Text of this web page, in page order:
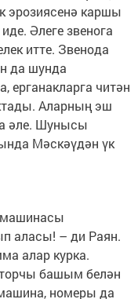
эрозиясенә каршы
Әлеге звенога
итте. Звенода
да шунда
ерганакларга читән
Аларның эш
әле. Шунысы
Мәскәүдән үк
машинасы
аласы! – ди Раян.
алар курка.
башым белән
номеры да